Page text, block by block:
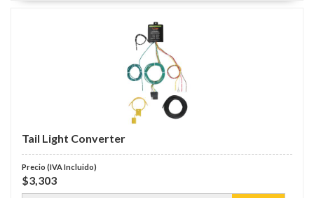
Tail Light Converter
$3,303